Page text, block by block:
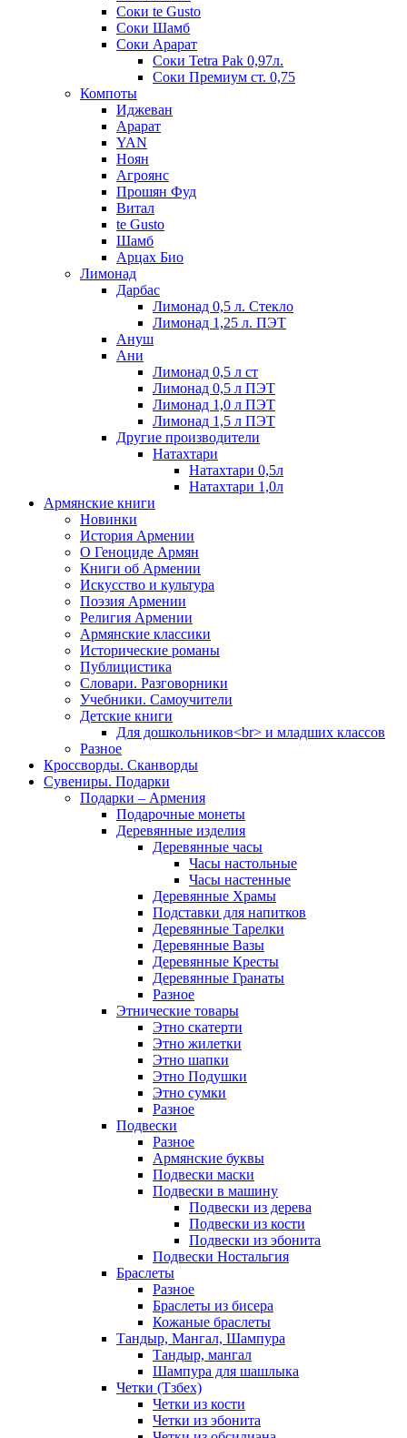
Соки te Gusto
Соки Шамб
Соки Арарат
Соки Tetra Pak 0,97л.
Соки Премиум ст. 0,75
Компоты
Иджеван
Арарат
YAN
Ноян
Агроянс
Прошян Фуд
Витал
te Gusto
Шамб
Арцах Био
Лимонад
Дарбас
Лимонад 0,5 л. Стекло
Лимонад 1,25 л. ПЭТ
Ануш
Ани
Лимонад 0,5 л ст
Лимонад 0,5 л ПЭТ
Лимонад 1,0 л ПЭТ
Лимонад 1,5 л ПЭТ
Другие производители
Натахтари
Натахтари 0,5л
Натахтари 1,0л
Армянские книги
Новинки
История Армении
О Геноциде Армян
Книги об Армении
Иcкусство и культура
Поэзия Армении
Религия Армении
Армянские классики
Исторические романы
Публицистика
Словари. Разговорники
Учебники. Самоучители
Детские книги
Для дошкольников<br> и младших классов
Разное
Кроссворды. Сканворды
Сувениры. Подарки
Подарки – Армения
Подарочные монеты
Деревянные изделия
Деревянные часы
Часы настольные
Часы настенные
Деревянные Храмы
Подставки для напитков
Деревянные Тарелки
Деревянные Вазы
Деревянные Кресты
Деревянные Гранаты
Разное
Этнические товары
Этно скатерти
Этно жилетки
Этно шапки
Этно Подушки
Этно сумки
Разное
Подвески
Разное
Армянские буквы
Подвески маски
Подвески в машину
Подвески из дерева
Подвески из кости
Подвески из эбонита
Подвески Ностальгия
Браслеты
Разное
Браслеты из бисера
Кожаные браслеты
Тандыр, Мангал, Шампура
Тандыр, мангал
Шампура для шашлыка
Четки (Тзбех)
Четки из кости
Четки из эбонита